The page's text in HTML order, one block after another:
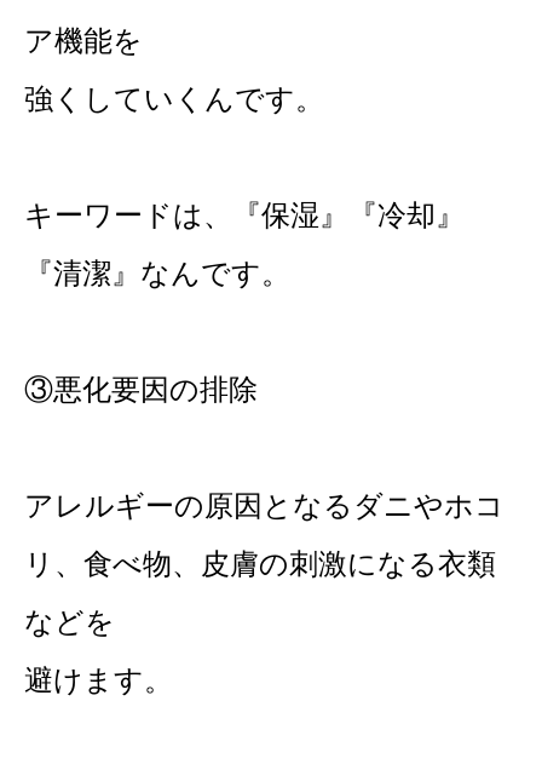
ア機能を
強くしていくんです。
キーワードは、『保湿』『冷却』
『清潔』なんです。
③悪化要因の排除
アレルギーの原因となるダニやホコ
リ、食べ物、皮膚の刺激になる衣類
などを
避けます。